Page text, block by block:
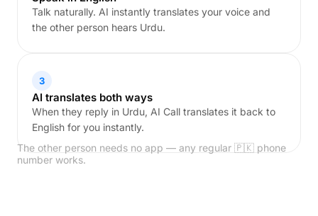
Talk naturally. AI instantly translates your voice and
the other person hears Urdu.
3
AI translates both ways
When they reply in Urdu, AI Call translates it back to
English for you instantly.
The other person needs no app — any regular 🇵🇰 phone
number works.